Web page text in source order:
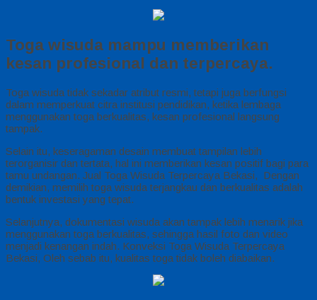
Toga wisuda mampu memberikan
kesan profesional dan terpercaya.
Toga wisuda tidak sekadar atribut resmi, tetapi juga berfungsi
dalam memperkuat citra institusi pendidikan, ketika lembaga
menggunakan toga berkualitas, kesan profesional langsung
tampak.
Selain itu, keseragaman desain membuat tampilan lebih
terorganisir dan tertata, hal ini memberikan kesan positif bagi para
tamu undangan. Jual Toga Wisuda Terpercaya Bekasi, Dengan
demikian, memilih toga wisuda terjangkau dan berkualitas adalah
bentuk investasi yang tepat.
Selanjutnya, dokumentasi wisuda akan tampak lebih menarik jika
menggunakan toga berkualitas, sehingga hasil foto dan video
menjadi kenangan indah. Konveksi Toga Wisuda Terpercaya
Bekasi, Oleh sebab itu, kualitas toga tidak boleh diabaikan.